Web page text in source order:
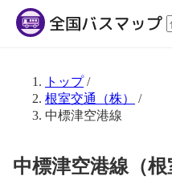
トップ/
根室交通（株）
/
中標津空港線
中標津空港線（